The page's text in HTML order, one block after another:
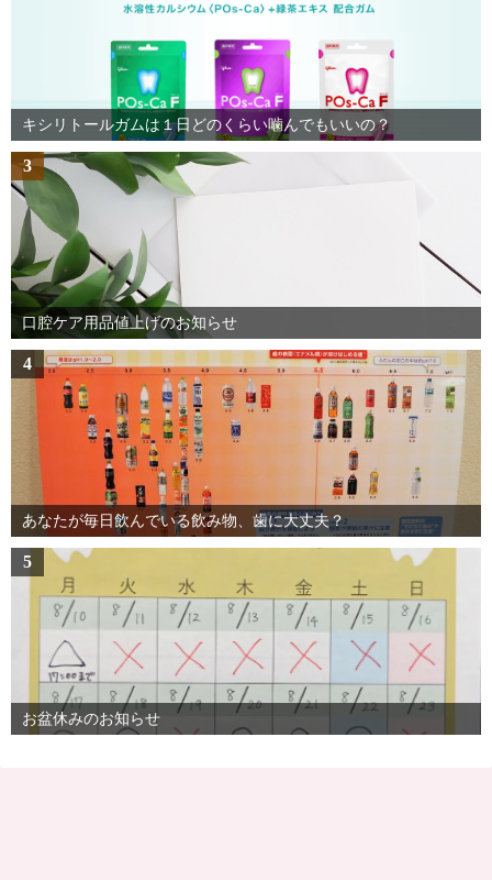
キシリトールガムは１日どのくらい噛んでもいいの？
3
口腔ケア用品値上げのお知らせ
4
あなたが毎日飲んでいる飲み物、歯に大丈夫？
5
お盆休みのお知らせ